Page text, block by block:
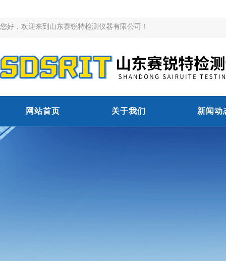
您好，欢迎来到山东赛锐特检测仪器有限公司！
网站首页 关于我们 新闻动